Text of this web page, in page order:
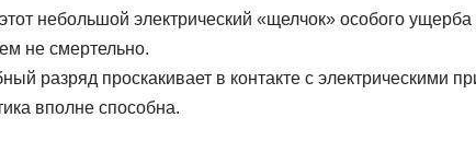
небольшой электрический «щелчок» особого ущерба
не смертельно.
разряд проскакивает в контакте с электрическими
вполне способна.